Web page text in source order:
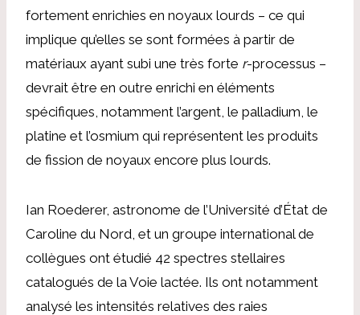
fortement enrichies en noyaux lourds – ce qui
implique qu’elles se sont formées à partir de
matériaux ayant subi une très forte r-processus –
devrait être en outre enrichi en éléments
spécifiques, notamment l’argent, le palladium, le
platine et l’osmium qui représentent les produits
de fission de noyaux encore plus lourds.
Ian Roederer, astronome de l’Université d’État de
Caroline du Nord, et un groupe international de
collègues ont étudié 42 spectres stellaires
catalogués de la Voie lactée. Ils ont notamment
analysé les intensités relatives des raies